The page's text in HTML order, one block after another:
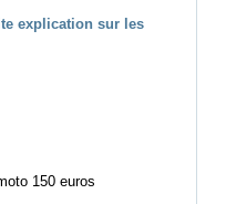
150 euros